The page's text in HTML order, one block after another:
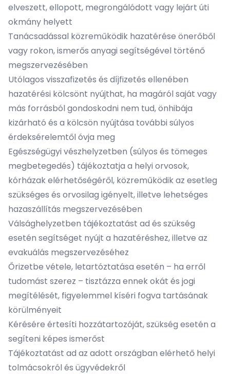
elveszett, ellopott, megrongálódott vagy lejárt úti
okmány helyett
Tanácsadással közreműködik hazatérése önerőből
vagy rokon, ismerős anyagi segítségével történő
megszervezésében
Utólagos visszafizetés és díjfizetés ellenében
hazatérési kölcsönt nyújthat, ha magáról saját vagy
más forrásból gondoskodni nem tud, önhibája
kizárható és a kölcsön nyújtása további súlyos
érdeksérelemtől óvja meg
Egészségügyi vészhelyzetben (súlyos és tömeges
megbetegedés) tájékoztatja a helyi orvosok,
kórházak elérhetőségéről, közreműködik az esetleg
szükséges és orvosilag igényelt, illetve lehetséges
hazaszállítás megszervezésében
Válsághelyzetben tájékoztatást ad és szükség
esetén segítséget nyújt a hazatéréshez, illetve az
evakuálás megszervezéséhez
Őrizetbe vétele, letartóztatása esetén – ha erről
tudomást szerez – tisztázza ennek okát és jogi
megítélését, figyelemmel kíséri fogva tartásának
körülményeit
Kérésére értesíti hozzátartozóját, szükség esetén a
segíteni képes ismerőst
Tájékoztatást ad az adott országban elérhető helyi
tolmácsokról és ügyvédekről